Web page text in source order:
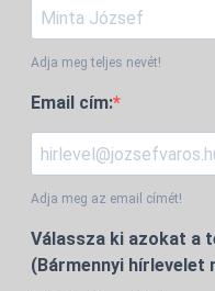
Adja meg teljes nevét!
Email cím:
Adja meg az email címét!
Válassza ki azokat a
(Bármennyi hírlevelet